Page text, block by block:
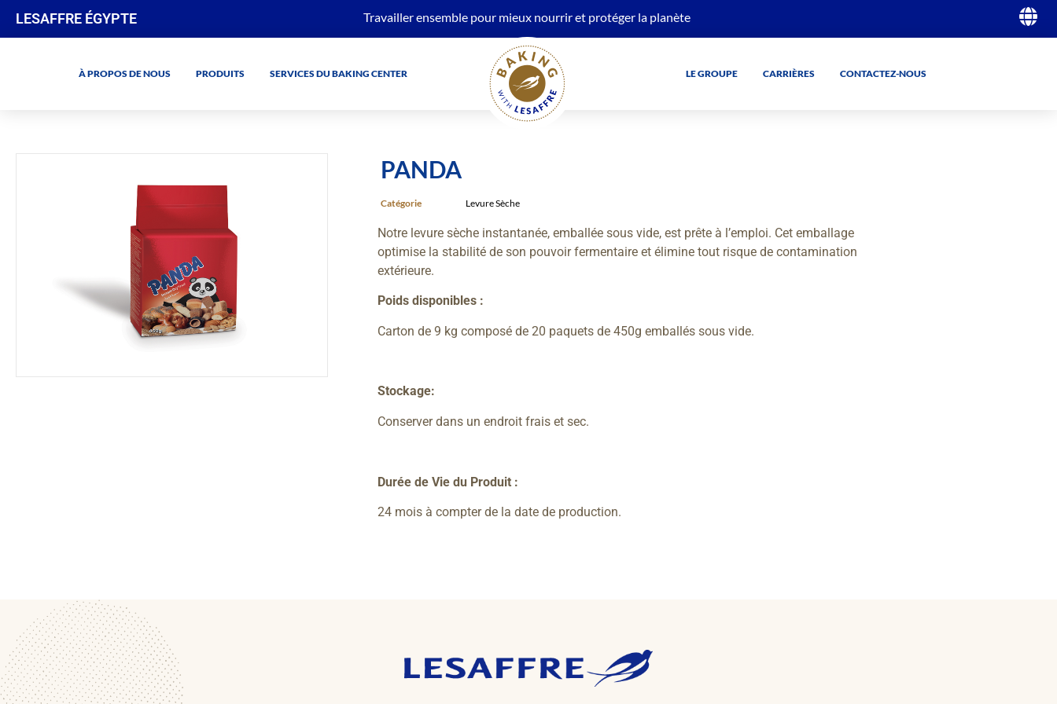
LESAFFRE ÉGYPTE Travailler ensemble pour mieux nourrir et protéger la planète
À PROPOS DE NOUS PRODUITS SERVICES DU BAKING CENTER LE GROUPE CARRIÈRES CONTACTEZ-NOUS
PANDA
Catégorie Levure Sèche
Notre levure sèche instantanée, emballée sous vide, est prête à l’emploi. Cet emballage
optimise la stabilité de son pouvoir fermentaire et élimine tout risque de contamination
extérieure.
Poids disponibles :
Carton de 9 kg composé de 20 paquets de 450g emballés sous vide.
Stockage:
Conserver dans un endroit frais et sec.
Durée de Vie du Produit :
24 mois à compter de la date de production.